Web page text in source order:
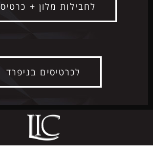
לחבילות מלון + כרטיסים
לכרטיסים בניפרד